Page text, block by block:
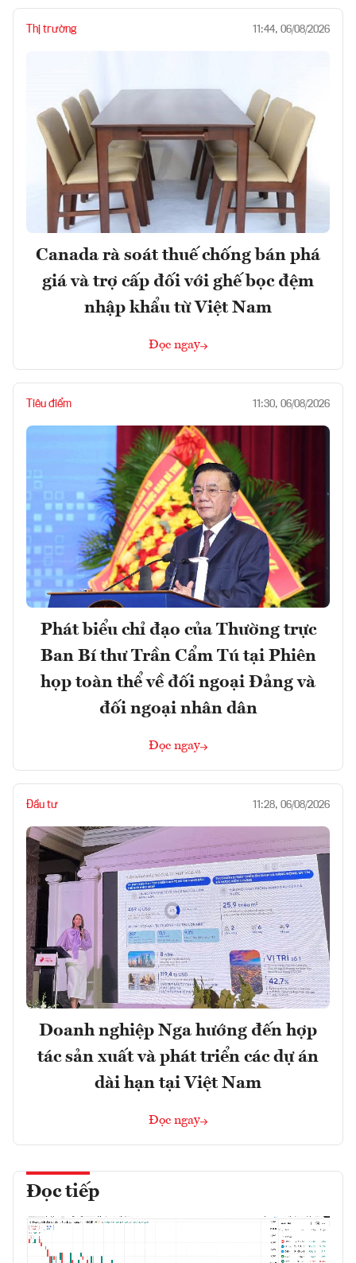
Thị trường 11:44, 06/08/2026
Canada rà soát thuế chống bán phá
giá và trợ cấp đối với ghế bọc đệm
nhập khẩu từ Việt Nam
Đọc ngay
Tiêu điểm 11:30, 06/08/2026
Phát biểu chỉ đạo của Thường trực
Ban Bí thư Trần Cẩm Tú tại Phiên
họp toàn thể về đối ngoại Đảng và
đối ngoại nhân dân
Đọc ngay
Đầu tư 11:28, 06/08/2026
Doanh nghiệp Nga hướng đến hợp
tác sản xuất và phát triển các dự án
dài hạn tại Việt Nam
Đọc ngay
Đọc tiếp